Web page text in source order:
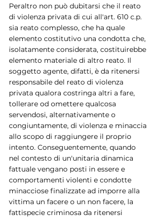
Peraltro non può dubitarsi che il reato
di violenza privata di cui all'art. 610 c.p.
sia reato complesso, che ha quale
elemento costitutivo una condotta che,
isolatamente considerata, costituirebbe
elemento materiale di altro reato. Il
soggetto agente, difatti, è da ritenersi
responsabile del reato di violenza
privata qualora costringa altri a fare,
tollerare od omettere qualcosa
servendosi, alternativamente o
congiuntamente, di violenza e minaccia
allo scopo di raggiungere il proprio
intento. Conseguentemente, quando
nel contesto di un'unitaria dinamica
fattuale vengano posti in essere e
comportamenti violenti e condotte
minacciose finalizzate ad imporre alla
vittima un facere o un non facere, la
fattispecie criminosa da ritenersi